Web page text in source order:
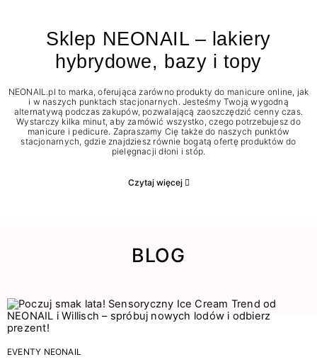
Sklep NEONAIL – lakiery
hybrydowe, bazy i topy
NEONAIL.pl to marka, oferująca zarówno produkty do manicure online, jak
i w naszych punktach stacjonarnych. Jesteśmy Twoją wygodną
alternatywą podczas zakupów, pozwalającą zaoszczędzić cenny czas.
Wystarczy kilka minut, aby zamówić wszystko, czego potrzebujesz do
manicure i pedicure. Zapraszamy Cię także do naszych punktów
stacjonarnych, gdzie znajdziesz równie bogatą ofertę produktów do
pielęgnacji dłoni i stóp.
Czytaj więcej
BLOG
EVENTY NEONAIL